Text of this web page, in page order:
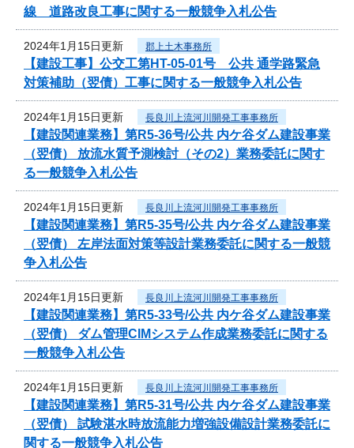
線 道路改良工事に関する一般競争入札公告
2024年1月15日更新 郡上土木事務所
【建設工事】公交工第HT-05-01号 公共 通学路緊急
対策補助（翌債）工事に関する一般競争入札公告
2024年1月15日更新 長良川上流河川開発工事事務所
【建設関連業務】第R5-36号/公共 内ケ谷ダム建設事業
（翌債） 放流水質予測検討（その2）業務委託に関す
る一般競争入札公告
2024年1月15日更新 長良川上流河川開発工事事務所
【建設関連業務】第R5-35号/公共 内ケ谷ダム建設事業
（翌債） 左岸法面対策等設計業務委託に関する一般競
争入札公告
2024年1月15日更新 長良川上流河川開発工事事務所
【建設関連業務】第R5-33号/公共 内ケ谷ダム建設事業
（翌債） ダム管理CIMシステム作成業務委託に関する
一般競争入札公告
2024年1月15日更新 長良川上流河川開発工事事務所
【建設関連業務】第R5-31号/公共 内ケ谷ダム建設事業
（翌債） 試験湛水時放流能力増強設備設計業務委託に
関する一般競争入札公告